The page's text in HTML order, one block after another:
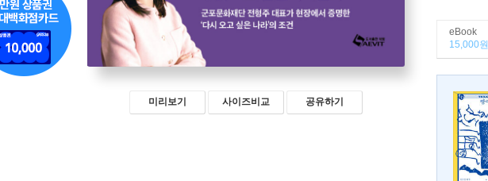
미리보기 사이즈비교 공유하기
eBook
15,000원